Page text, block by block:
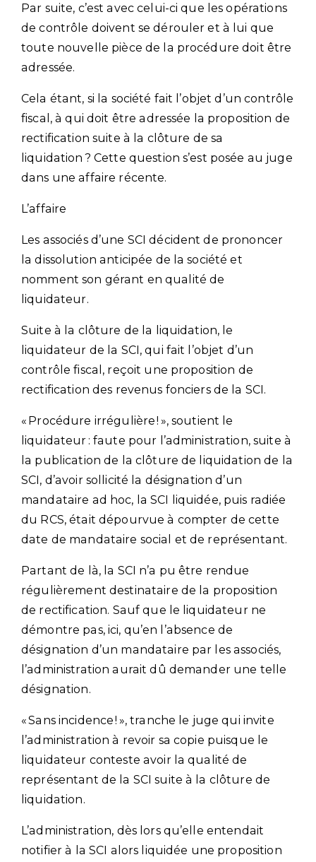
Par suite, c’est avec celui-ci que les opérations
de contrôle doivent se dérouler et à lui que
toute nouvelle pièce de la procédure doit être
adressée.
Cela étant, si la société fait l’objet d’un contrôle
fiscal, à qui doit être adressée la proposition de
rectification suite à la clôture de sa
liquidation ? Cette question s’est posée au juge
dans une affaire récente.
L’affaire
Les associés d’une SCI décident de prononcer
la dissolution anticipée de la société et
nomment son gérant en qualité de
liquidateur.
Suite à la clôture de la liquidation, le
liquidateur de la SCI, qui fait l’objet d’un
contrôle fiscal, reçoit une proposition de
rectification des revenus fonciers de la SCI.
« Procédure irrégulière ! », soutient le
liquidateur : faute pour l’administration, suite à
la publication de la clôture de liquidation de la
SCI, d’avoir sollicité la désignation d’un
mandataire ad hoc, la SCI liquidée, puis radiée
du RCS, était dépourvue à compter de cette
date de mandataire social et de représentant.
Partant de là, la SCI n’a pu être rendue
régulièrement destinataire de la proposition
de rectification. Sauf que le liquidateur ne
démontre pas, ici, qu’en l’absence de
désignation d’un mandataire par les associés,
l’administration aurait dû demander une telle
désignation.
« Sans incidence ! », tranche le juge qui invite
l’administration à revoir sa copie puisque le
liquidateur conteste avoir la qualité de
représentant de la SCI suite à la clôture de
liquidation.
L’administration, dès lors qu’elle entendait
notifier à la SCI alors liquidée une proposition